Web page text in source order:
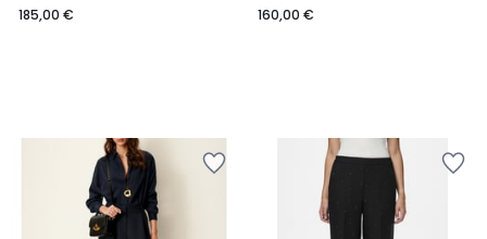
185,00 €
160,00 €